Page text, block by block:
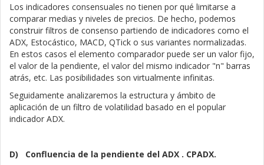
Los indicadores consensuales no tienen por qué limitarse a
comparar medias y niveles de precios. De hecho, podemos
construir filtros de consenso partiendo de indicadores como el
ADX, Estocástico, MACD, QTick o sus variantes normalizadas.
En estos casos el elemento comparador puede ser un valor fijo,
el valor de la pendiente, el valor del mismo indicador "n" barras
atrás, etc. Las posibilidades son virtualmente infinitas.
Seguidamente analizaremos la estructura y ámbito de
aplicación de un filtro de volatilidad basado en el popular
indicador ADX.
D) Confluencia de la pendiente del ADX . CPADX.